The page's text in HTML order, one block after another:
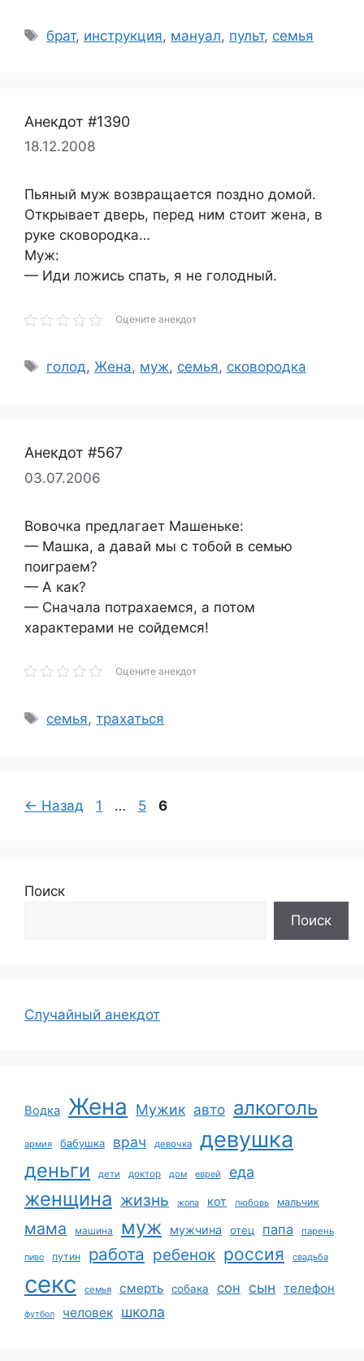
Метки
брат, инструкция, мануал, пульт, семья
Анекдот #1390
18.12.2008
Пьяный муж возвращается поздно домой.
Открывает дверь, перед ним стоит жена, в
руке сковородка…
Муж:
— Иди ложись спать, я не голодный.
Оцените анекдот
Метки
голод,Жена, муж, семья, сковородка
Анекдот #567
03.07.2006
Вовочка предлагает Машеньке:
— Машка, а давай мы с тобой в семью
поиграем?
— А как?
— Сначала потрахаемся, а потом
характерами не сойдемся!
Оцените анекдот
Метки
семья,трахаться
← Назад Страница
1 … Страница
5 Страница
6
Поиск
Поиск
Случайный анекдот
Водка Жена Мужик авто алкоголь
армия бабушка врач девочка девушка
деньги дети доктор дом еврей еда
женщина жизнь жопа кот любовь мальчик
мама машина муж мужчина отец папа парень
пиво путин работа ребенок россия свадьба
секс семья смерть собака сон сын телефон
футбол человек школа